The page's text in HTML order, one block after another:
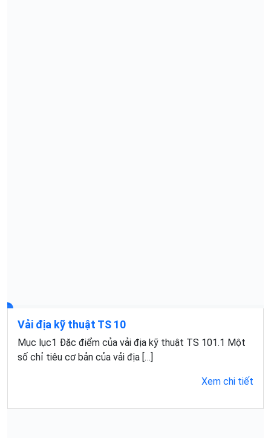
Vải địa kỹ thuật TS 10
Mục lục1 Đặc điểm của vải địa kỹ thuật TS 101.1 Một
số chỉ tiêu cơ bản của vải địa […]
Xem chi tiết